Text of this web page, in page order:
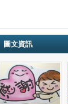
圖文資訊